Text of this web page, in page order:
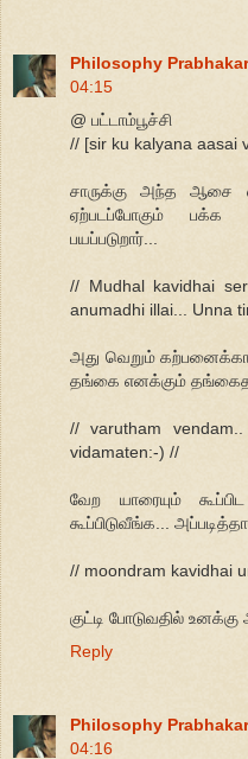
Philosophy
04:15
@ பட்டாம்பூச்சி
// [sir ku kalyana aasai
சாருக்கு அந்த ஆசை
ஏற்படப்போகும் பக்க
பயப்படுறார்...
// Mudhal kavidhai
anumadhi illai... Unna
அது வெறும்
தங்கை எனக்கும்
// varutham
vidamaten:-) //
வேற யாரையும்
கூப்பிடுவீங்க...
// moondram kavidhai
குட்டி போடுவதில்
Reply
Philosophy
04:16